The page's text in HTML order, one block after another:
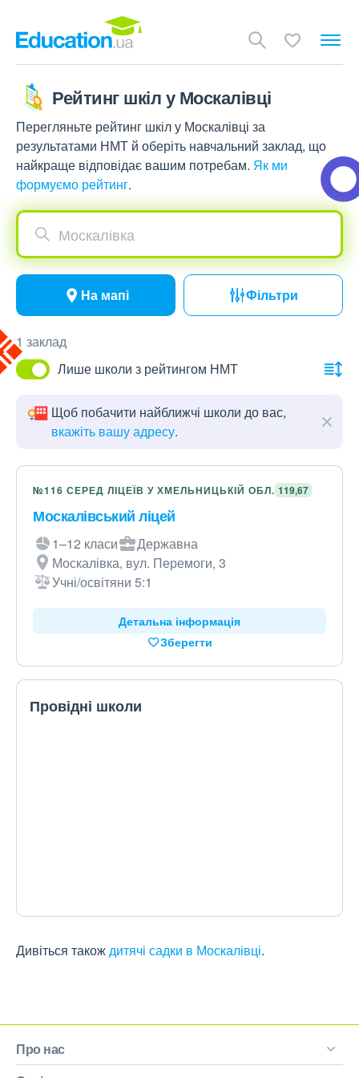
Рейтинг шкіл у Москалівці
Перегляньте рейтинг шкіл у Москалівці за
результатами НМТ й оберіть навчальний заклад, що
найкраще відповідає вашим потребам. Як ми
формуємо рейтинг.
Москалівка
На мапі Фільтри
1 заклад
Лише школи з рейтингом НМТ
Щоб побачити найближчі школи до вас,
вкажіть вашу адресу.
№116 СЕРЕД ЛІЦЕЇВ У ХМЕЛЬНИЦЬКІЙ ОБЛ. 119,67
Москалівський ліцей
1–12 класи
Державна
Москалівка, вул. Перемоги, 3
Учні/освітяни 5:1
Детальна інформація
Зберегти
Провідні школи
Дивіться такождитячі садки в Москалівці.
Про нас